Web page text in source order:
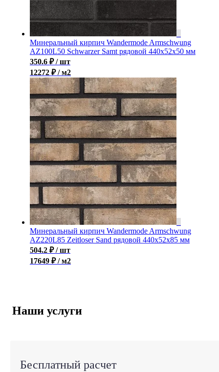
Минеральный кирпич Wandermode Armschwung
AZ100L50 Schwarzer Samt рядовой 440x52x50 мм
350.6 ₽ / шт
12272 ₽ / м2
Минеральный кирпич Wandermode Armschwung
AZ220L85 Zeitloser Sand рядовой 440x52x85 мм
504.2 ₽ / шт
17649 ₽ / м2
Наши услуги
Бесплатный расчет